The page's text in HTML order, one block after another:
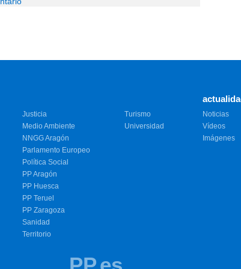
Justicia
Medio Ambiente
NNGG Aragón
Parlamento Europeo
Política Social
PP Aragón
PP Huesca
PP Teruel
PP Zaragoza
Sanidad
Territorio
Turismo
Universidad
Noticias
Vídeos
Imágenes